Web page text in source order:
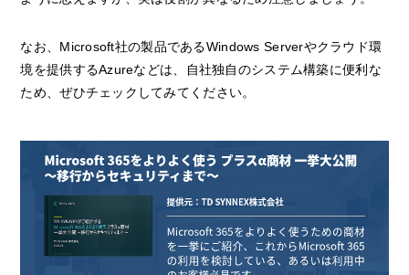
なお、Microsoft社の製品であるWindows Serverやクラウド環
境を提供するAzureなどは、自社独自のシステム構築に便利な
ため、ぜひチェックしてみてください。